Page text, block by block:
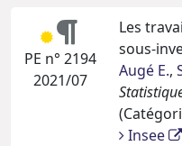
PE n° 2194
2021/07
Les
Augé E.,
Insee